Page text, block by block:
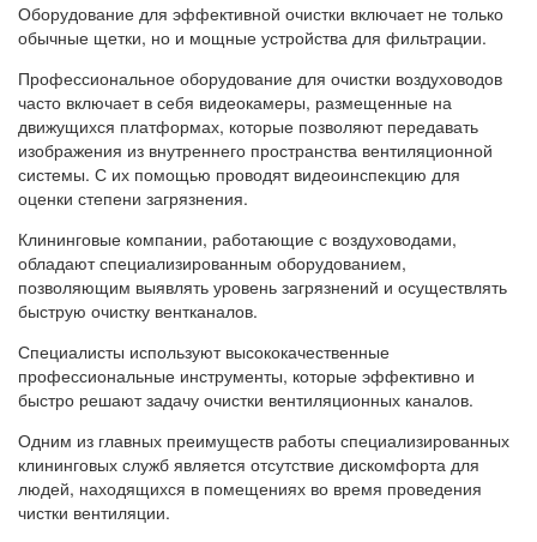
Оборудование для эффективной очистки включает не только
обычные щетки, но и мощные устройства для фильтрации.
Профессиональное оборудование для очистки воздуховодов
часто включает в себя видеокамеры, размещенные на
движущихся платформах, которые позволяют передавать
изображения из внутреннего пространства вентиляционной
системы. С их помощью проводят видеоинспекцию для
оценки степени загрязнения.
Клининговые компании, работающие с воздуховодами,
обладают специализированным оборудованием,
позволяющим выявлять уровень загрязнений и осуществлять
быструю очистку вентканалов.
Специалисты используют высококачественные
профессиональные инструменты, которые эффективно и
быстро решают задачу очистки вентиляционных каналов.
Одним из главных преимуществ работы специализированных
клининговых служб является отсутствие дискомфорта для
людей, находящихся в помещениях во время проведения
чистки вентиляции.